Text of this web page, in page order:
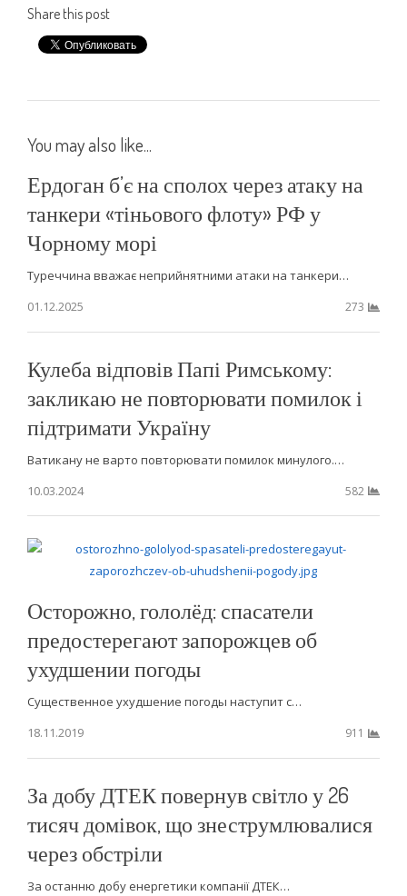
Share this post
You may also like...
Ердоган б’є на сполох через атаку на
танкери «тіньового флоту» РФ у
Чорному морі
Туреччина вважає неприйнятними атаки на танкери…
01.12.2025
273
Кулеба відповів Папі Римському:
закликаю не повторювати помилок і
підтримати Україну
Ватикану не варто повторювати помилок минулого.…
10.03.2024
582
Осторожно, гололёд: спасатели
предостерегают запорожцев об
ухудшении погоды
Существенное ухудшение погоды наступит с…
18.11.2019
911
За добу ДТЕК повернув світло у 26
тисяч домівок, що знеструмлювалися
через обстріли
За останню добу енергетики компанії ДТЕК…